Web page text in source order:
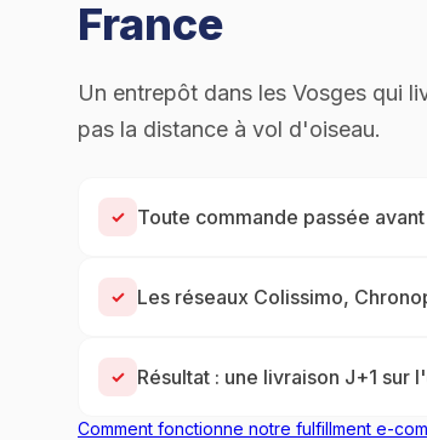
France
Un entrepôt dans les Vosges qui
pas la distance à vol d'oiseau.
✓ Toute commande passée
✓ Les réseaux Colissimo,
✓ Résultat : une livraison J+1
Comment fonctionne notre fulfillment e-